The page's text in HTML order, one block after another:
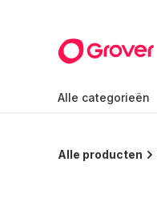
Alle categorieën
Alle producten